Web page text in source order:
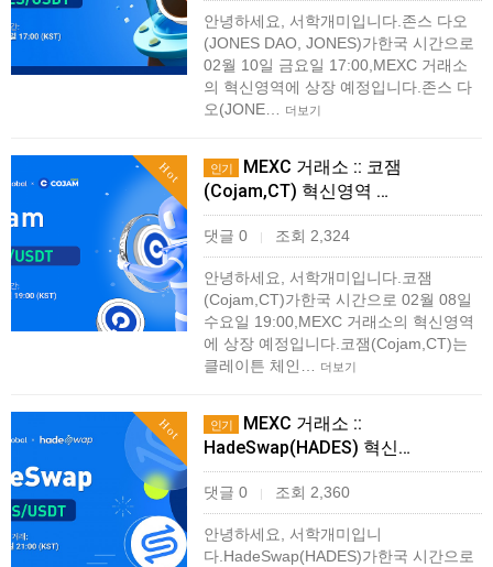
안녕하세요, 서학개미입니다.존스 다오
(JONES DAO, JONES)가한국 시간으로
02월 10일 금요일 17:00,MEXC 거래소
의 혁신영역에 상장 예정입니다.존스 다
오(JONE…
더보기
Hot 인기
MEXC 거래소 :: 코잼
(Cojam,CT) 혁신영역 …
댓글 0 | 조회 2,324
안녕하세요, 서학개미입니다.코잼
(Cojam,CT)가한국 시간으로 02월 08일
수요일 19:00,MEXC 거래소의 혁신영역
에 상장 예정입니다.코잼(Cojam,CT)는
클레이튼 체인…
더보기
Hot 인기
MEXC 거래소 ::
HadeSwap(HADES) 혁신…
댓글 0 | 조회 2,360
안녕하세요, 서학개미입니
다.HadeSwap(HADES)가한국 시간으로